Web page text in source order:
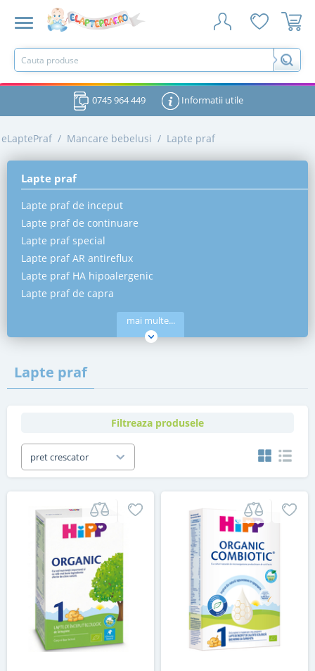
0745 964 449 Informatii utile
eLaptePraf / Mancare bebelusi / Lapte praf
Lapte praf
Lapte praf de inceput
Lapte praf de continuare
Lapte praf special
Lapte praf AR antireflux
Lapte praf HA hipoalergenic
Lapte praf de capra
mai multe...
Lapte praf
Filtreaza produsele
pret crescator